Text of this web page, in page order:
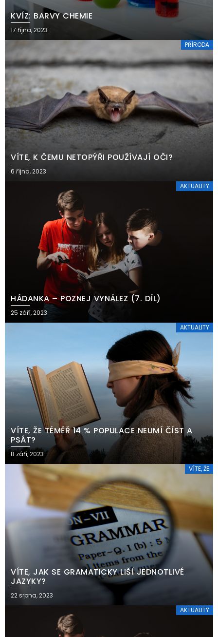
KVÍZ: BARVY CHEMIE
17 října, 2023
PŘÍRODA
VÍTE, K ČEMU NETOPÝŘI POUŽÍVAJÍ OČI?
6 října, 2023
AKTUALITY
HÁDANKA – POZNEJ VYNÁLEZ (7. DÍL)
25 září, 2023
AKTUALITY
VÍTE, ŽE TÉMĚŘ 14 % POPULACE NEUMÍ ČÍST A
PSÁT?
8 září, 2023
VÍTE, ŽE
VÍTE, JAK SE GRAMATICKY LIŠÍ JEDNOTLIVÉ
JAZYKY?
22 srpna, 2023
AKTUALITY